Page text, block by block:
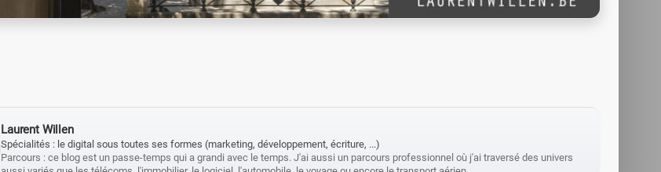
Laurent Willen
Spécialités : le digital sous toutes ses formes (marketing, développement, écriture, ...)
Parcours : ce blog est un passe-temps qui a grandi avec le temps. J'ai aussi un parcours professionnel où j'ai traversé des univers